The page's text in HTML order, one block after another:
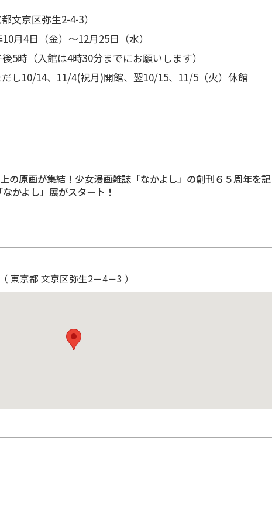
文京区弥生2-4-3）
月4日（金）～12月25日（水）
5時（入館は4時30分までにお願いします）
10/14、11/4(祝月)開館、翌10/15、11/5（火）休館
の原画が集結！少女漫画雑誌「なかよし」の創刊６５周年を記
かよし」展がスタート！
（ 東京都 文京区弥生2－4－3 ）